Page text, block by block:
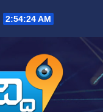
2:54:25 AM